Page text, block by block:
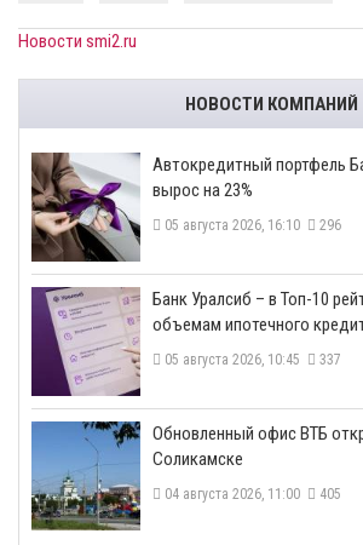
Новости smi2.ru
НОВОСТИ КОМПАНИЙ
​Автокредитный портфель
вырос на 23%
05 августа 2026, 16:10 296
​Банк Уралсиб – в Топ-10
объемам ипотечного
05 августа 2026, 10:45 337
​Обновленный офис ВТБ
Соликамске
04 августа 2026, 11:00 405